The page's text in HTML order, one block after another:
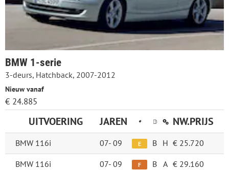
BMW 1-serie
3-deurs, Hatchback, 2007-2012
Nieuw vanaf
€ 24.885
UITVOERING JAREN NW.PRIJS
BMW 116i 07- 09 E B H € 25.720
BMW 116i 07- 09 F B A € 29.160